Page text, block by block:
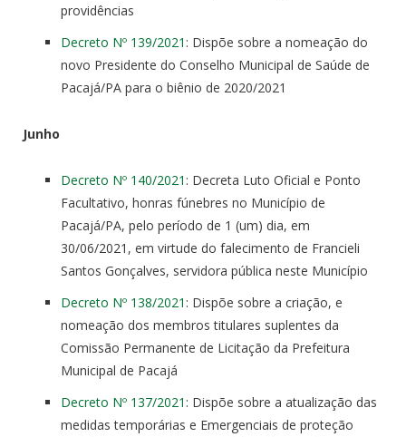
providências
Decreto Nº 139/2021 : Dispõe sobre a nomeação do
novo Presidente do Conselho Municipal de Saúde de
Pacajá/PA para o biênio de 2020/2021
Junho
Decreto Nº 140/2021 : Decreta Luto Oficial e Ponto
Facultativo, honras fúnebres no Município de
Pacajá/PA, pelo período de 1 (um) dia, em
30/06/2021, em virtude do falecimento de Francieli
Santos Gonçalves, servidora pública neste Município
Decreto Nº 138/2021 : Dispõe sobre a criação, e
nomeação dos membros titulares suplentes da
Comissão Permanente de Licitação da Prefeitura
Municipal de Pacajá
Decreto Nº 137/2021 : Dispõe sobre a atualização das
medidas temporárias e Emergenciais de proteção